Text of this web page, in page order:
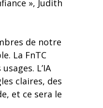
», Judith
de notre
La FnTC
L’IA
claires, des
et ce sera le